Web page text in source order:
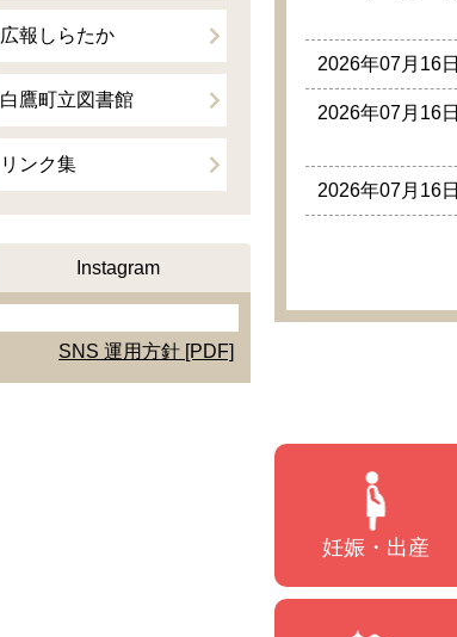
広報しらたか
白鷹町立図書館
リンク集
Instagram
SNS 運用方針 [PDF]
2026年07月16日
2026年07月16日
2026年07月16日
妊娠・出産